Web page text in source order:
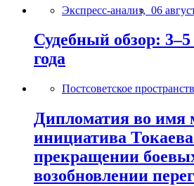
Экспресс-анализ, 06
Судебный обзор: 3–5
года
Постсоветское
Дипломатия во имя
инициатива
прекращении
возобновлении